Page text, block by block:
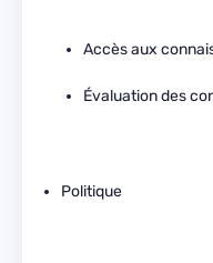
Accès aux
Évaluation des
Politique